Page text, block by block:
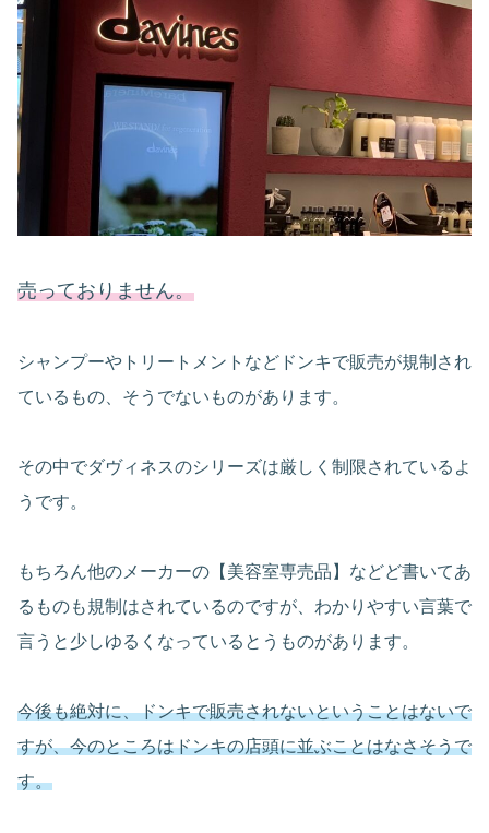
売っておりません。
シャンプーやトリートメントなどドンキで販売が規制され
ているもの、そうでないものがあります。
その中でダヴィネスのシリーズは厳しく制限されているよ
うです。
もちろん他のメーカーの【美容室専売品】などど書いてあ
るものも規制はされているのですが、わかりやすい言葉で
言うと少しゆるくなっているとうものがあります。
今後も絶対に、ドンキで販売されないということはないで
すが、今のところはドンキの店頭に並ぶことはなさそうで
す。